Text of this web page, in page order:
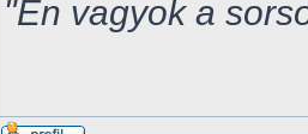
"Én vagyok a